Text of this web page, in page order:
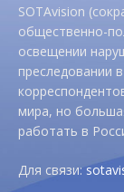
SOTAvision
общественно-
освещении
преследовании
мира, но
работать в
Для связи: